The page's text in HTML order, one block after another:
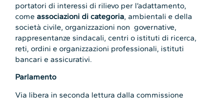
portatori di interessi di rilievo per l’adattamento,
comeassociazioni di categoria, ambientali e della
società civile, organizzazioni non governative,
rappresentanze sindacali, centri o istituti di ricerca,
reti, ordini e organizzazioni professionali, istituti
bancari e assicurativi.
Parlamento
Via libera in seconda lettura dalla commissione